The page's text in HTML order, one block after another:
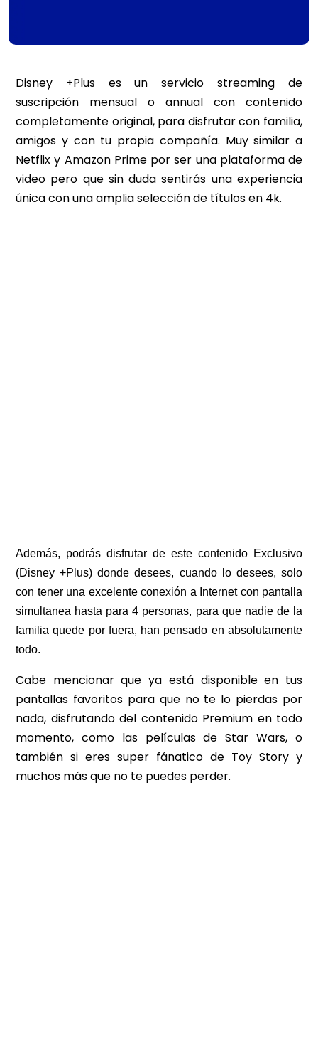
Disney +Plus es un servicio streaming de
suscripción mensual o annual con contenido
completamente original, para disfrutar con familia,
amigos y con tu propia compañía. Muy similar a
Netflix y Amazon Prime por ser una plataforma de
video pero que sin duda sentirás una experiencia
única con una amplia selección de títulos en 4k.
Además, podrás disfrutar de este contenido Exclusivo
(Disney +Plus) donde desees, cuando lo desees, solo
con tener una excelente conexión a Internet con pantalla
simultanea hasta para 4 personas, para que nadie de la
familia quede por fuera, han pensado en absolutamente
todo.
Cabe mencionar que ya está disponible en tus
pantallas favoritos para que no te lo pierdas por
nada, disfrutando del contenido Premium en todo
momento, como las películas de Star Wars, o
también si eres super fánatico de Toy Story y
muchos más que no te puedes perder.